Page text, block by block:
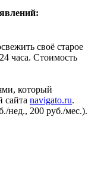
своё старое
часа. Стоимость
который
сайта navigato.ru.
нед., 200 руб./мес.).